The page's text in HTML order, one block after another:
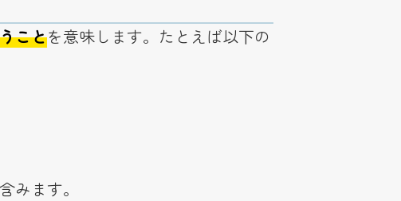
ことを意味します。たとえば以下の
みます。